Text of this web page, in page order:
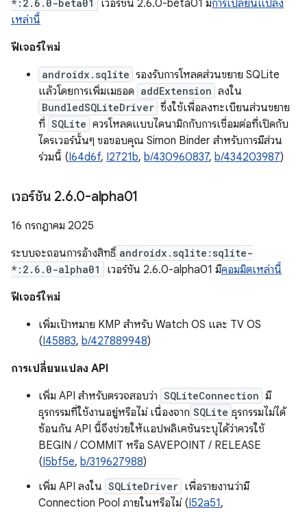
*:2.6.0-beta01
เวอร์ชัน 2.6.0-beta01 มีการเปลี่ยนแปลง
เหล่านี้
ฟีเจอร์ใหม่
androidx.sqlite รองรับการโหลดส่วนขยาย SQLite
แล้วโดยการเพิ่มเมธอด addExtension ลงใน
BundledSQLiteDriver ซึ่งใช้เพื่อลงทะเบียนส่วนขยาย
ที่ SQLite ควรโหลดแบบไดนามิกกับการเชื่อมต่อที่เปิดกับ
ไดรเวอร์นั้นๆ ขอขอบคุณ Simon Binder สำหรับการมีส่วน
ร่วมนี้ (I64d6f, I2721b, b/430960837, b/434203987)
เวอร์ชัน 2.6.0-alpha01
16 กรกฎาคม 2025
ระบบจะถอนการอ้างสิทธิ์ androidx.sqlite:sqlite-
*:2.6.0-alpha01
เวอร์ชัน 2.6.0-alpha01 มีคอมมิตเหล่านี้
ฟีเจอร์ใหม่
เพิ่มเป้าหมาย KMP สำหรับ Watch OS และ TV OS
(I45883, b/427889948)
การเปลี่ยนแปลง API
เพิ่ม API สำหรับตรวจสอบว่า SQLiteConnection มี
ธุรกรรมที่ใช้งานอยู่หรือไม่ เนื่องจาก SQLite ธุรกรรมไม่ได้
ซ้อนกัน API นี้จึงช่วยให้แอปพลิเคชันระบุได้ว่าควรใช้
BEGIN / COMMIT หรือ SAVEPOINT / RELEASE
(I5bf5e, b/319627988)
เพิ่ม API ลงใน SQLiteDriver เพื่อรายงานว่ามี
Connection Pool ภายในหรือไม่ (I52a51,